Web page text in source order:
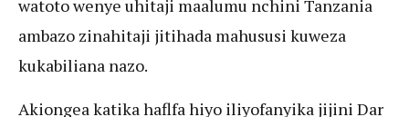
watoto wenye uhitaji maalumu nchini Tanzania
ambazo zinahitaji jitihada mahususi kuweza
kukabiliana nazo.
Akiongea katika haflfa hiyo iliyofanyika jijini Dar